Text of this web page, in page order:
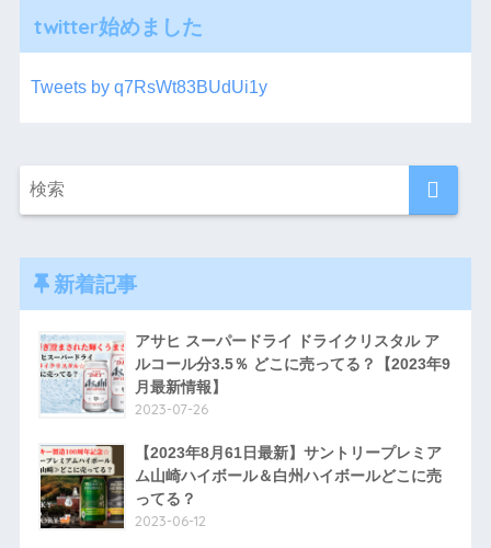
twitter始めました
Tweets by q7RsWt83BUdUi1y
新着記事
アサヒ スーパードライ ドライクリスタル ア
ルコール分3.5％ どこに売ってる？【2023年9
月最新情報】
2023-07-26
【2023年8月61日最新】サントリープレミア
ム山崎ハイボール＆白州ハイボールどこに売
ってる？
2023-06-12